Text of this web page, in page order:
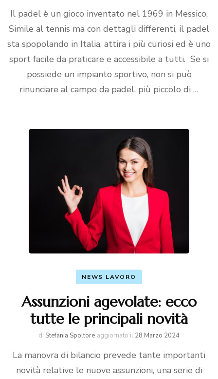
Il padel è un gioco inventato nel 1969 in Messico.
Simile al tennis ma con dettagli differenti, il padel
sta spopolando in Italia, attira i più curiosi ed è uno
sport facile da praticare e accessibile a tutti. Se si
possiede un impianto sportivo, non si può
rinunciare al campo da padel, più piccolo di …
NEWS LAVORO
Assunzioni agevolate: ecco
tutte le principali novità
di Stefania Spoltore aggiornato il 28 Marzo 2024
La manovra di bilancio prevede tante importanti
novità relative le nuove assunzioni, una serie di